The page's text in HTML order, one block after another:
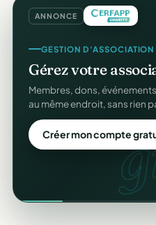
ANNONCE
GESTION D'ASSOCIATION
Gérez votre
Membres, dons,
au même endroit, sans rien
Créer mon compte